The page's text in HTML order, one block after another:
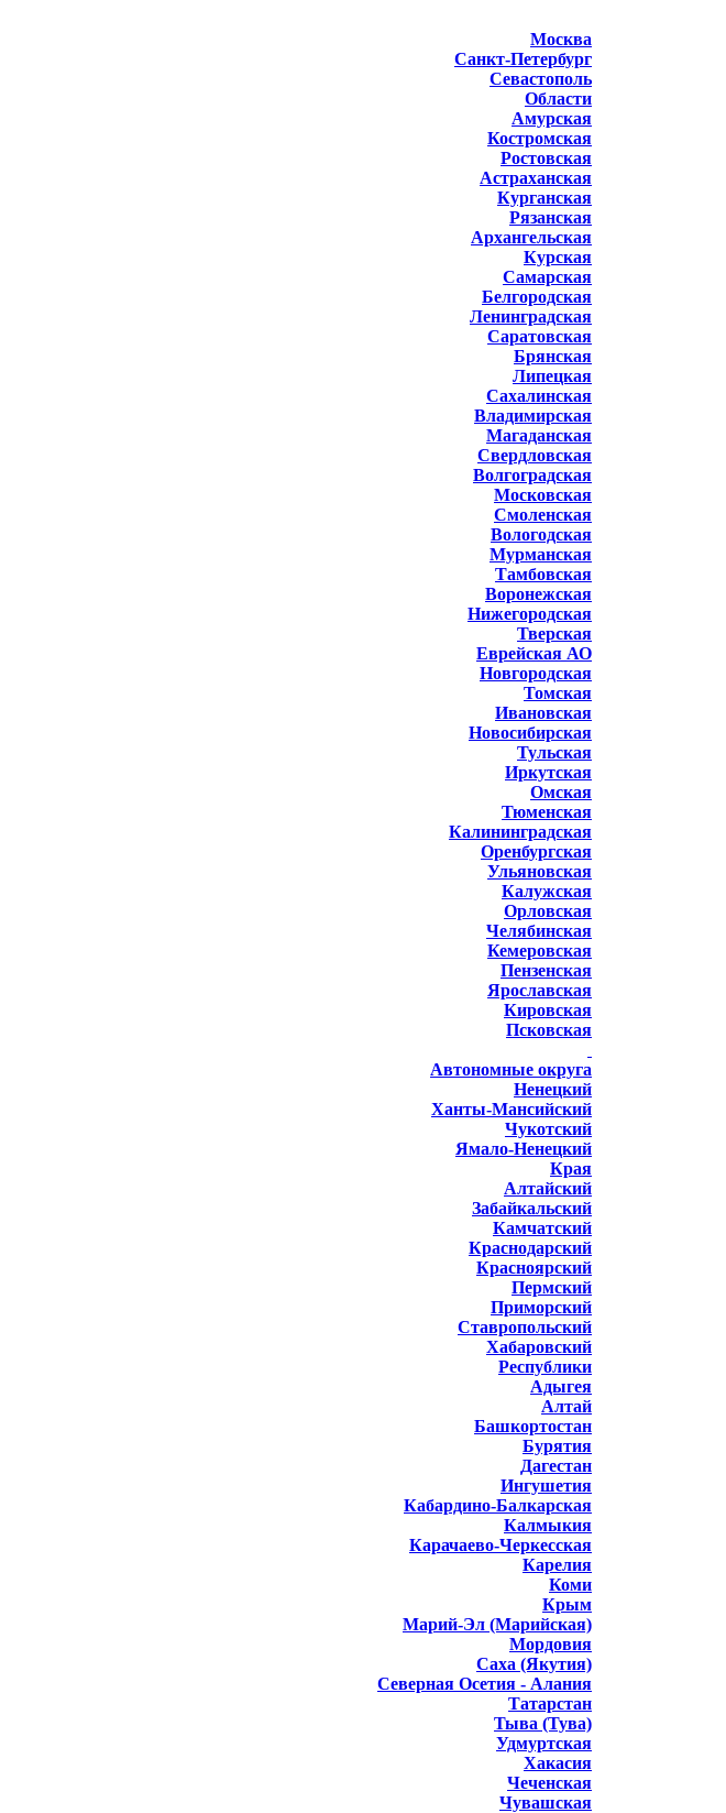
Москва
Санкт-Петербург
Севастополь
Области
Амурская
Костромская
Ростовская
Астраханская
Курганская
Рязанская
Архангельская
Курская
Самарская
Белгородская
Ленинградская
Саратовская
Брянская
Липецкая
Сахалинская
Владимирская
Магаданская
Свердловская
Волгоградская
Московская
Смоленская
Вологодская
Мурманская
Тамбовская
Воронежская
Нижегородская
Тверская
Еврейская АО
Новгородская
Томская
Ивановская
Новосибирская
Тульская
Иркутская
Омская
Тюменская
Калининградская
Оренбургская
Ульяновская
Калужская
Орловская
Челябинская
Кемеровская
Пензенская
Ярославская
Кировская
Псковская
Автономные округа
Ненецкий
Ханты-Мансийский
Чукотский
Ямало-Ненецкий
Края
Алтайский
Забайкальский
Камчатский
Краснодарский
Красноярский
Пермский
Приморский
Ставропольский
Хабаровский
Республики
Адыгея
Алтай
Башкортостан
Бурятия
Дагестан
Ингушетия
Кабардино-Балкарская
Калмыкия
Карачаево-Черкесская
Карелия
Коми
Крым
Марий-Эл (Марийская)
Мордовия
Саха (Якутия)
Северная Осетия - Алания
Татарстан
Тыва (Тува)
Удмуртская
Хакасия
Чеченская
Чувашская